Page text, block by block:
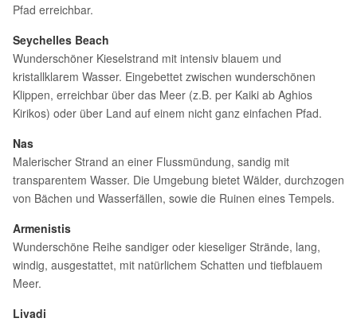
Pfad erreichbar.
Seychelles Beach
Wunderschöner Kieselstrand mit intensiv blauem und
kristallklarem Wasser. Eingebettet zwischen wunderschönen
Klippen, erreichbar über das Meer (z.B. per Kaiki ab Aghios
Kirikos) oder über Land auf einem nicht ganz einfachen Pfad.
Nas
Malerischer Strand an einer Flussmündung, sandig mit
transparentem Wasser. Die Umgebung bietet Wälder, durchzogen
von Bächen und Wasserfällen, sowie die Ruinen eines Tempels.
Armenistis
Wunderschöne Reihe sandiger oder kieseliger Strände, lang,
windig, ausgestattet, mit natürlichem Schatten und tiefblauem
Meer.
Livadi